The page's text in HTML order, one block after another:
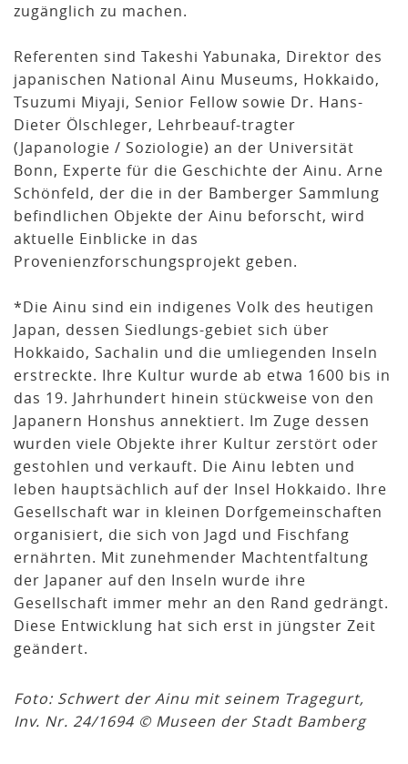
zugänglich zu machen.
Referenten sind Takeshi Yabunaka, Direktor des
japanischen National Ainu Museums, Hokkaido,
Tsuzumi Miyaji, Senior Fellow sowie Dr. Hans-
Dieter Ölschleger, Lehrbeauf-tragter
(Japanologie / Soziologie) an der Universität
Bonn, Experte für die Geschichte der Ainu. Arne
Schönfeld, der die in der Bamberger Sammlung
befindlichen Objekte der Ainu beforscht, wird
aktuelle Einblicke in das
Provenienzforschungsprojekt geben.
*Die Ainu sind ein indigenes Volk des heutigen
Japan, dessen Siedlungs-gebiet sich über
Hokkaido, Sachalin und die umliegenden Inseln
erstreckte. Ihre Kultur wurde ab etwa 1600 bis in
das 19. Jahrhundert hinein stückweise von den
Japanern Honshus annektiert. Im Zuge dessen
wurden viele Objekte ihrer Kultur zerstört oder
gestohlen und verkauft. Die Ainu lebten und
leben hauptsächlich auf der Insel Hokkaido. Ihre
Gesellschaft war in kleinen Dorfgemeinschaften
organisiert, die sich von Jagd und Fischfang
ernährten. Mit zunehmender Machtentfaltung
der Japaner auf den Inseln wurde ihre
Gesellschaft immer mehr an den Rand gedrängt.
Diese Entwicklung hat sich erst in jüngster Zeit
geändert.
Foto: Schwert der Ainu mit seinem Tragegurt,
Inv. Nr. 24/1694 © Museen der Stadt Bamberg